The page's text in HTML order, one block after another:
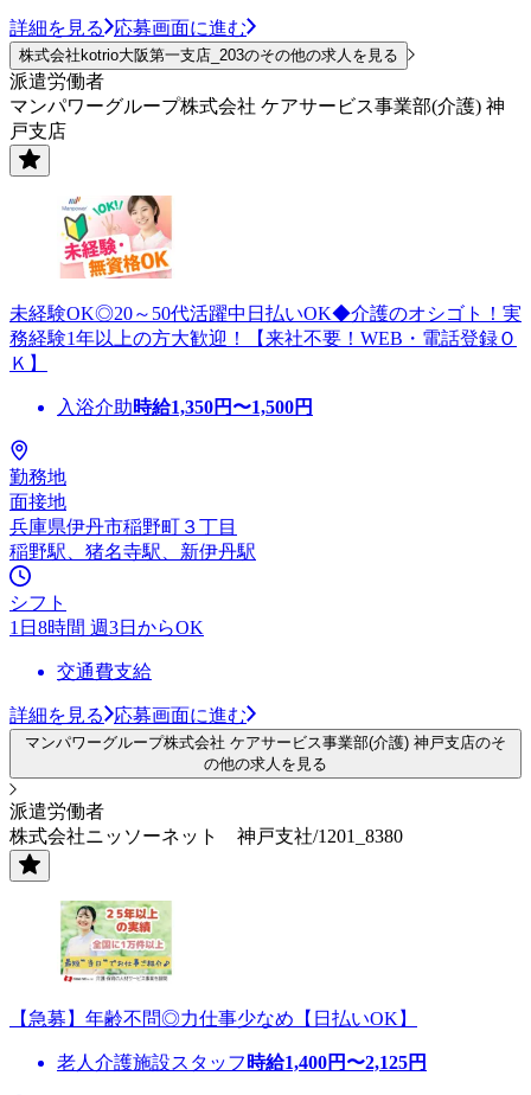
詳細を見る 応募画面に進む
株式会社kotrio大阪第一支店_203のその他の求人を見る
派遣労働者
マンパワーグループ株式会社 ケアサービス事業部(介護) 神
戸支店
未経験OK◎20～50代活躍中日払いOK◆介護のオシゴト！実
務経験1年以上の方大歓迎！【来社不要！WEB・電話登録Ｏ
Ｋ】
入浴介助時給1,350円〜1,500円
勤務地
面接地
兵庫県伊丹市稲野町３丁目
稲野駅、猪名寺駅、新伊丹駅
シフト
1日8時間 週3日からOK
交通費支給
詳細を見る 応募画面に進む
マンパワーグループ株式会社 ケアサービス事業部(介護) 神戸支店のそ
の他の求人を見る
派遣労働者
株式会社ニッソーネット 神戸支社/1201_8380
【急募】年齢不問◎力仕事少なめ【日払いOK】
老人介護施設スタッフ 時給1,400円〜2,125円